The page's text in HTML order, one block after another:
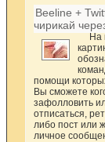
Beeline +
чирикай
На
помощи
Вы сможете
зафолловить
отписаться,
либо пост или
личное